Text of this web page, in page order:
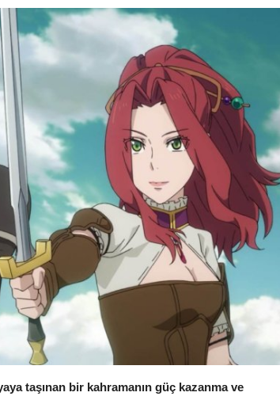
taşınan bir kahramanın güç kazanma ve